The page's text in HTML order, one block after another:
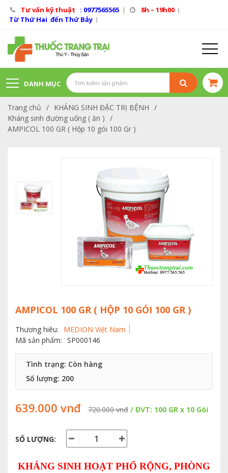
Tư vấn kỹ thuật : 0977565565 | 8h – 19h00 (
Từ Thứ Hai đến Thứ Bảy )
DANH MỤC
SẢN PHẨM
Trang chủ / KHÁNG SINH ĐẶC TRỊ BỆNH /
Kháng sinh đường uống ( ăn ) /
AMPICOL 100 GR ( Hộp 10 gói 100 Gr )
AMPICOL 100 GR ( HỘP 10 GÓI 100 GR )
Thương hiêu:
MEDION Việt Nam
Mã sản phẩm: SP000146
Tình trạng: Còn hàng
Số lượng: 200
639.000 vnđ 720.000 vnđ / ĐVT: 100 GR x 10 Gói
SỐ LƯỢNG:
KHÁNG SINH HOẠT PHỔ RỘNG, PHÒNG